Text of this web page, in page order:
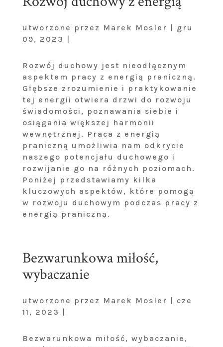
utworzone przez Marek Mosler | gru
09, 2023 |
Rozwój duchowy jest nieodłącznym
aspektem pracy z energią praniczną.
Głębsze zrozumienie i praktykowanie
tej energii otwiera drzwi do rozwoju
świadomości, poznawania siebie i
osiągania większej harmonii
wewnętrznej. Praca z energią
praniczną umożliwia nam odkrycie
naszego potencjału duchowego i
rozwijanie go na różnych poziomach.
Poniżej przedstawiamy kilka
kluczowych aspektów, które pomogą
w rozwoju duchowym podczas pracy z
energią praniczną.
Bezwarunkowa miłość,
wybaczanie
utworzone przez Marek Mosler | cze
11, 2023 |
Bezwarunkowa miłość, wybaczanie,